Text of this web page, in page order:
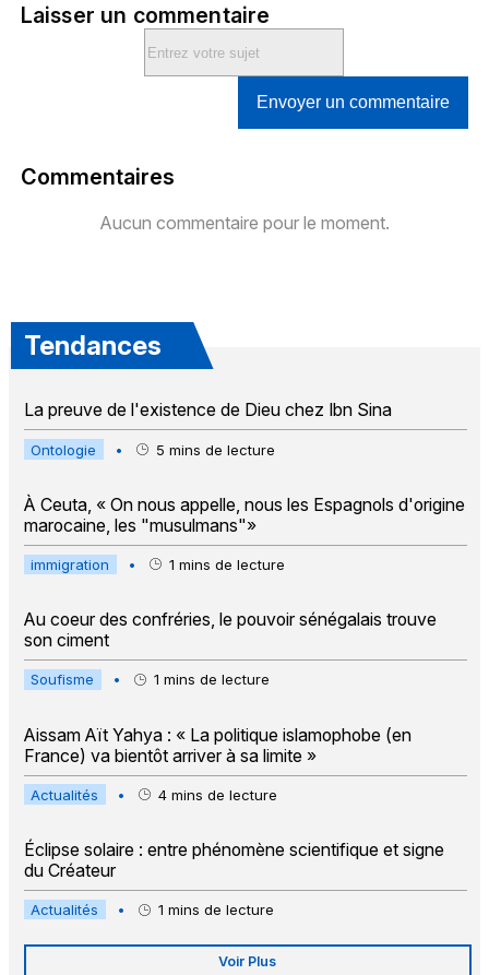
Laisser un commentaire
Envoyer un commentaire
Commentaires
Aucun commentaire pour le moment.
Tendances
La preuve de l'existence de Dieu chez Ibn Sina
Ontologie • 5 mins de lecture
À Ceuta, « On nous appelle, nous les Espagnols d'origine
marocaine, les "musulmans"»
immigration • 1 mins de lecture
Au coeur des confréries, le pouvoir sénégalais trouve
son ciment
Soufisme • 1 mins de lecture
Aissam Aït Yahya : « La politique islamophobe (en
France) va bientôt arriver à sa limite »
Actualités • 4 mins de lecture
Éclipse solaire : entre phénomène scientifique et signe
du Créateur
Actualités • 1 mins de lecture
Voir Plus